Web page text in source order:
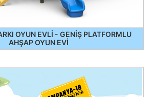
OYUN EVLİ - GENİŞ PLATFORMLU
AHŞAP OYUN EVİ